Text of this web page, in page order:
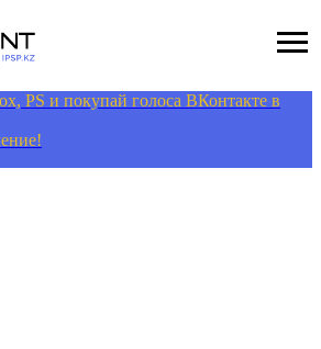
PS и покупай голоса ВКонтакте в